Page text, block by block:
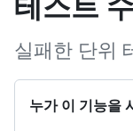
실패한 단위
누가 이 기능을